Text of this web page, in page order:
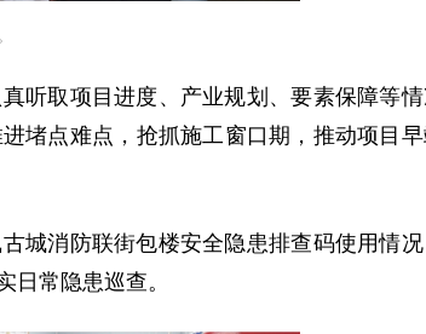
听取项目进度、产业规划、要素保障等
堵点难点，抢抓施工窗口期，推动项目
城消防联街包楼安全隐患排查码使用情
常隐患巡查。